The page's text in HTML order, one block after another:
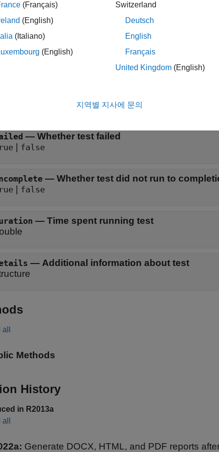
all
—Name ofTestSuite
element
— Whether test failed
false
— Whether test did not run to
false
— Time spent running test
— Additional information about test
Methods
History
in R2013a
Generate DOCX, HTML, and PDF reports
(Français)
(English)
(Italiano)
(English)
Switzerland
Deutsch
English
Français
United Kingdom (English)
지역별 지사에 문의